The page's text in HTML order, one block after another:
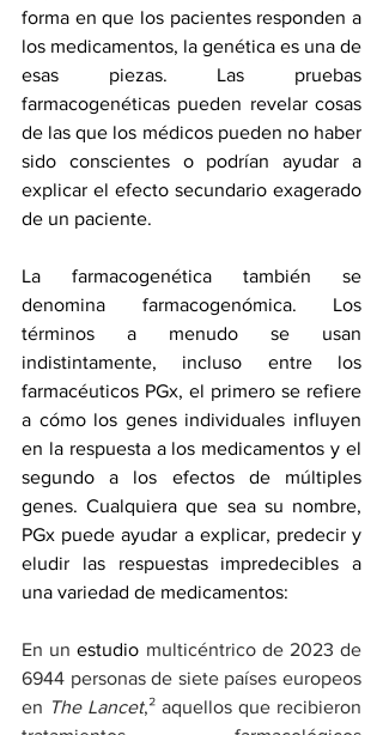
forma en que los pacientes responden a
los medicamentos, la genética es una de
esas piezas. Las pruebas
farmacogenéticas pueden revelar cosas
de las que los médicos pueden no haber
sido conscientes o podrían ayudar a
explicar el efecto secundario exagerado
de un paciente.
La farmacogenética también se
denomina farmacogenómica. Los
términos a menudo se usan
indistintamente, incluso entre los
farmacéuticos PGx, el primero se refiere
a cómo los genes individuales influyen
en la respuesta a los medicamentos y el
segundo a los efectos de múltiples
genes. Cualquiera que sea su nombre,
PGx puede ayudar a explicar, predecir y
eludir las respuestas impredecibles a
una variedad de medicamentos:
En un estudio multicéntrico de 2023 de
6944 personas de siete países europeos
en The Lancet,² aquellos que recibieron